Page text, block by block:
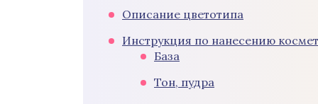
Описание цветотипа
Инструкция по нанесению
База
Тон, пудра